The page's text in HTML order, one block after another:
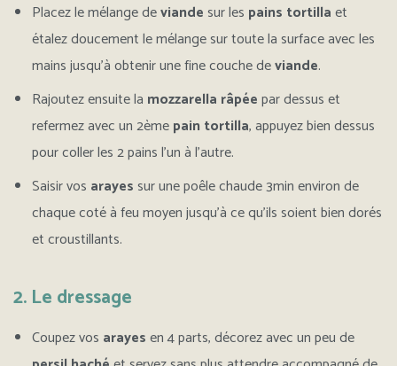
Placez le mélange deviandesur les pains tortillaet
étalez doucement le mélange sur toute la surface avec les
mains jusqu’à obtenir une fine couche deviande.
Rajoutez ensuite la mozzarella râpéepar dessus et
refermez avec un 2èmepain tortilla, appuyez bien dessus
pour coller les 2 pains l’un à l’autre.
Saisir vos arayessur une poêle chaude 3min environ de
chaque coté à feu moyen jusqu’à ce qu’ils soient bien dorés
et croustillants.
2. Le dressage
Coupez vos arayesen 4 parts, décorez avec un peu de